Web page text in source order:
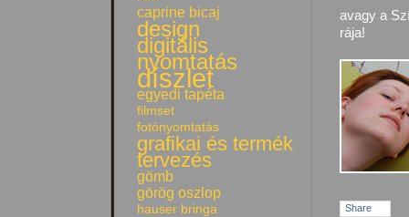
avagy a
rája!
Share
caprine bicaj
design
digitális
nyomtatás
díszlet
egyedi tapéta
filmset
fotónyomtatás
grafikai és termék
tervezés
gömb
görög oszlop
hauser bringa